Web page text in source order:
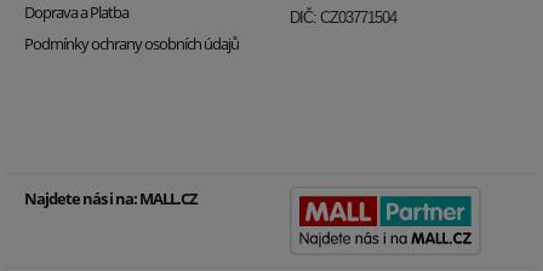
Doprava a Platba
Podmínky ochrany osobních údajů
DIČ: CZ03771504
Najdete nás i na:MALL.CZ